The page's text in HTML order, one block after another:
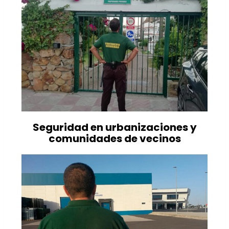
Seguridad en urbanizaciones y
comunidades de vecinos